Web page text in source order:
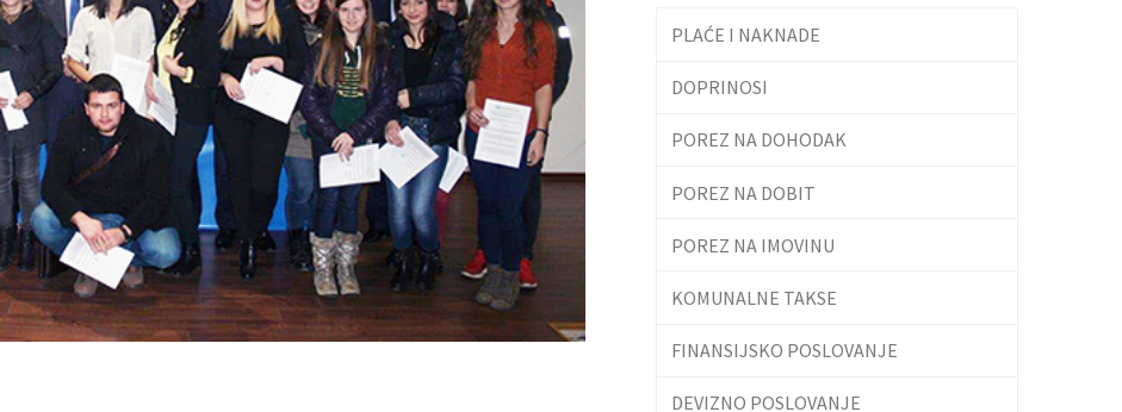
PLAĆE I NAKNADE
DOPRINOSI
POREZ NA DOHODAK
POREZ NA DOBIT
POREZ NA IMOVINU
KOMUNALNE TAKSE
FINANSIJSKO POSLOVANJE
DEVIZNO POSLOVANJE